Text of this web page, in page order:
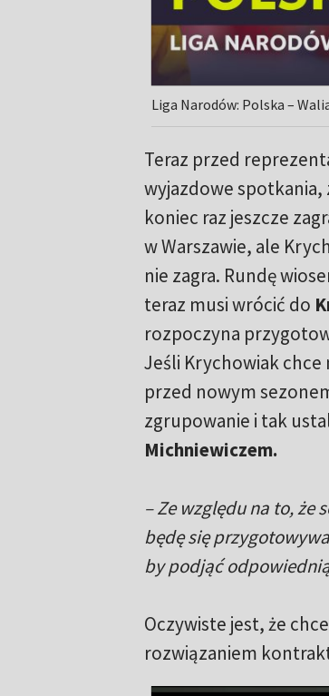
Liga Narodów: Polska –
Teraz przed
wyjazdowe spotkania,
koniec raz jeszcze
w Warszawie, ale
nie zagra. Rundę
teraz musi wrócić do
rozpoczyna
Jeśli Krychowiak
przed nowym
zgrupowanie i tak
Michniewiczem.
– Ze względu na to, że
będę się
by podjąć
Oczywiste jest, że
rozwiązaniem